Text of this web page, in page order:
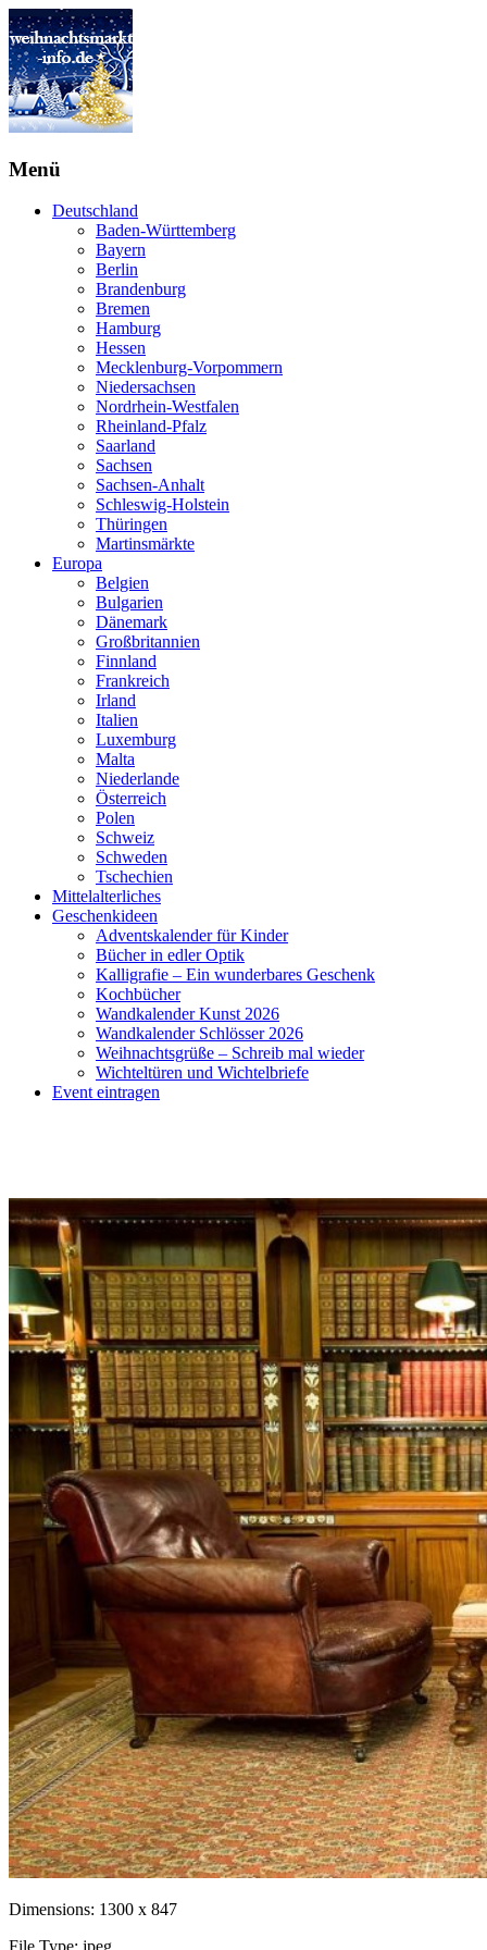
Menü
Deutschland
Baden-Württemberg
Bayern
Berlin
Brandenburg
Bremen
Hamburg
Hessen
Mecklenburg-Vorpommern
Niedersachsen
Nordrhein-Westfalen
Rheinland-Pfalz
Saarland
Sachsen
Sachsen-Anhalt
Schleswig-Holstein
Thüringen
Martinsmärkte
Europa
Belgien
Bulgarien
Dänemark
Großbritannien
Finnland
Frankreich
Irland
Italien
Luxemburg
Malta
Niederlande
Österreich
Polen
Schweiz
Schweden
Tschechien
Mittelalterliches
Geschenkideen
Adventskalender für Kinder
Bücher in edler Optik
Kalligrafie – Ein wunderbares Geschenk
Kochbücher
Wandkalender Kunst 2026
Wandkalender Schlösser 2026
Weihnachtsgrüße – Schreib mal wieder
Wichteltüren und Wichtelbriefe
Event eintragen
Dimensions: 1300 x 847